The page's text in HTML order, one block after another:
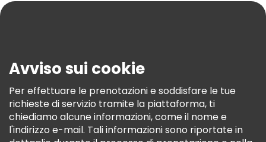
Termini E Condizioni
Informativa Sui Cookie
Freetour Premi
Programma Di Fidelizzazione
Avviso sui cookie
Per effettuare le prenotazioni e soddisfare le tue
richieste di servizio tramite la piattaforma, ti
chiediamo alcune informazioni, come il nome e
l'indirizzo e-mail. Tali informazioni sono riportate in